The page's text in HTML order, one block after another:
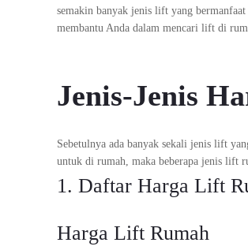
semakin banyak jenis lift yang
membantu Anda dalam mencari lift di
Jenis-Jenis
Sebetulnya ada banyak sekali jenis lift
untuk di rumah, maka beberapa jenis lift
1. Daftar Harga Lift
Harga Lift Rumah